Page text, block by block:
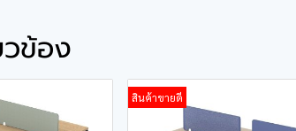
ข้อง
สินค้าขายดี